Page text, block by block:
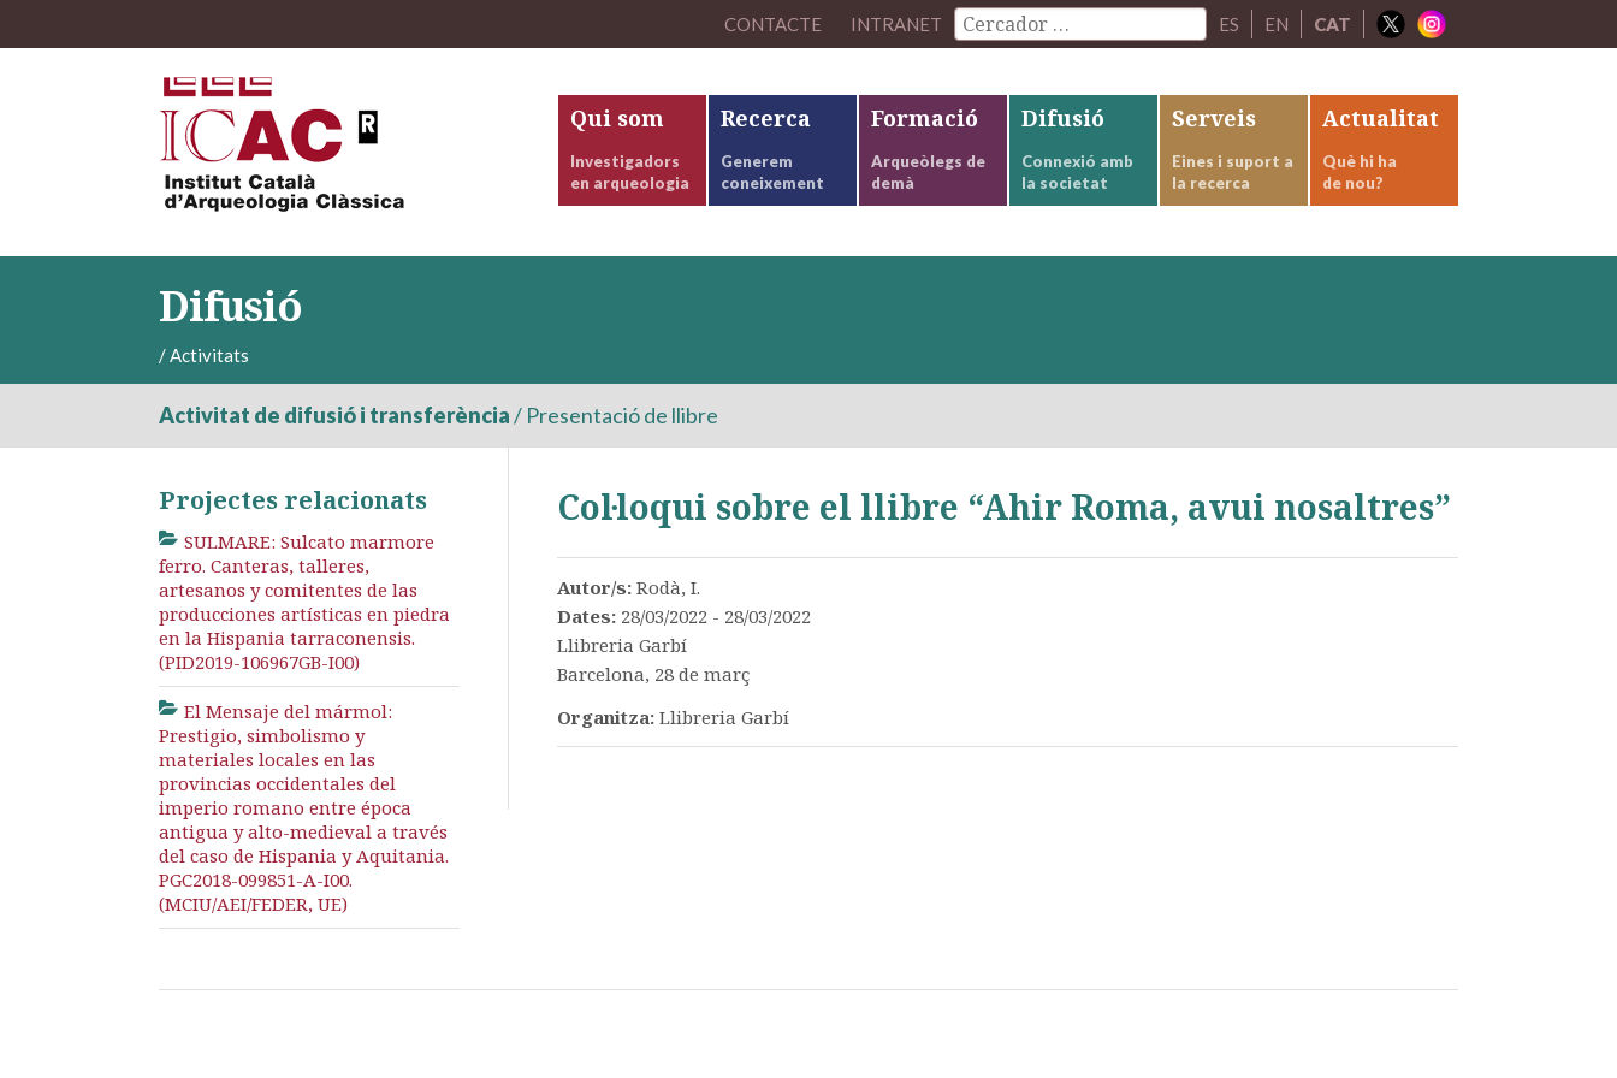
CONTACTE INTRANET ES EN CAT
Qui som
Investigadors
en arqueologia
Recerca
Generem
coneixement
Formació
Arqueòlegs de
demà
Difusió
Connexió amb
la societat
Serveis
Eines i suport a
la recerca
Actualitat
Què hi ha
de nou?
Difusió
/Activitats
Activitat de difusió i transferència/ Presentació de llibre
Col·loqui sobre el llibre “Ahir Roma, avui nosaltres”
Autor/s: Rodà, I.
Dates: 28/03/2022 - 28/03/2022
Llibreria Garbí
Barcelona, 28 de març
Organitza: Llibreria Garbí
Projectes relacionats
SULMARE: Sulcato marmore
ferro. Canteras, talleres,
artesanos y comitentes de las
producciones artísticas en piedra
en la Hispania tarraconensis.
(PID2019-106967GB-I00)
El Mensaje del mármol:
Prestigio, simbolismo y
materiales locales en las
provincias occidentales del
imperio romano entre época
antigua y alto-medieval a través
del caso de Hispania y Aquitania.
PGC2018-099851-A-I00.
(MCIU/AEI/FEDER, UE)